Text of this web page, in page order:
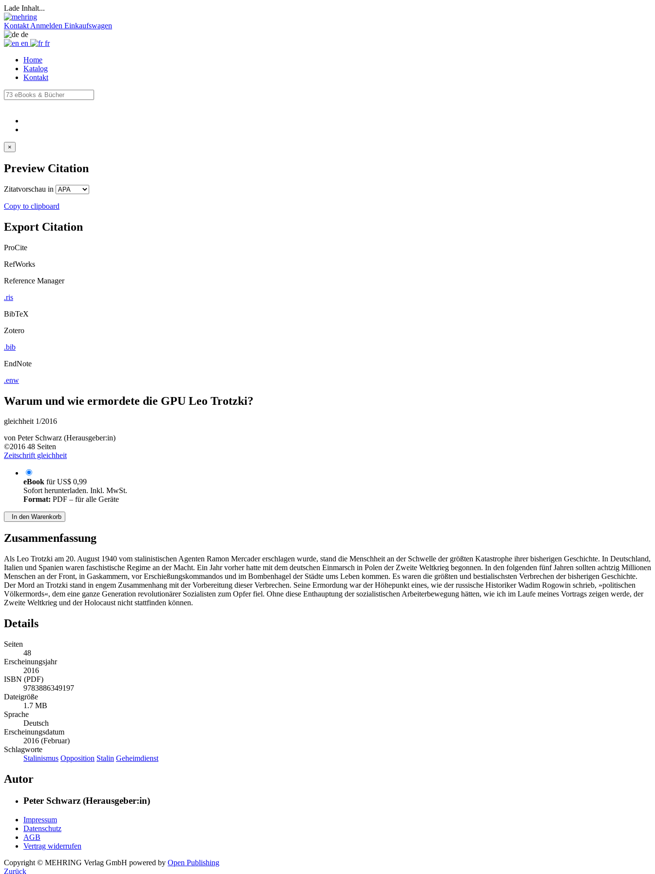
Lade Inhalt...
Kontakt Anmelden Einkaufswagen
de
en
fr
Home
Katalog
Kontakt
×
Preview Citation
Zitatvorschau in
Copy to clipboard
Export Citation
ProCite
RefWorks
Reference Manager
.ris
BibTeX
Zotero
.bib
EndNote
.enw
Warum und wie ermordete die GPU Leo Trotzki?
gleichheit 1/2016
von Peter Schwarz (Herausgeber:in)
©2016 48 Seiten
Zeitschrift gleichheit
eBook fürUS$ 0,99
Sofort herunterladen. Inkl. MwSt.
Format: PDF – für alle Geräte
In den Warenkorb
Zusammenfassung
Als Leo Trotzki am 20. August 1940 vom stalinistischen Agenten Ramon Mercader erschlagen wurde, stand die Menschheit an der Schwelle der größten Katastrophe ihrer bisherigen Geschichte. In Deutschland,
Italien und Spanien waren faschistische Regime an der Macht. Ein Jahr vorher hatte mit dem deutschen Einmarsch in Polen der Zweite Weltkrieg begonnen. In den folgenden fünf Jahren sollten achtzig Millionen
Menschen an der Front, in Gaskammern, vor Erschießungskommandos und im Bombenhagel der Städte ums Leben kommen. Es waren die größten und bestialischsten Verbrechen der bisherigen Geschichte.
Der Mord an Trotzki stand in engem Zusammenhang mit der Vorbereitung dieser Verbrechen. Seine Ermordung war der Höhepunkt eines, wie der russische Historiker Wadim Rogowin schrieb, »politischen
Völkermords«, dem eine ganze Generation revolutionärer Sozialisten zum Opfer fiel. Ohne diese Enthauptung der sozialistischen Arbeiterbewegung hätten, wie ich im Laufe meines Vortrags zeigen werde, der
Zweite Weltkrieg und der Holocaust nicht stattfinden können.
Details
Seiten
48
Erscheinungsjahr
2016
ISBN (PDF)
9783886349197
Dateigröße
1.7 MB
Sprache
Deutsch
Erscheinungsdatum
2016 (Februar)
Schlagworte
Stalinismus Opposition Stalin Geheimdienst
Autor
Peter Schwarz (Herausgeber:in)
Impressum
Datenschutz
AGB
Vertrag widerrufen
Copyright © MEHRING Verlag GmbH powered by Open Publishing
Zurück